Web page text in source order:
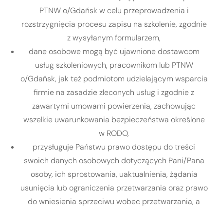
PTNW o/Gdańsk w celu przeprowadzenia i
rozstrzygnięcia procesu zapisu na szkolenie, zgodnie
z wysyłanym formularzem,
dane osobowe mogą być ujawnione dostawcom
usług szkoleniowych, pracownikom lub PTNW
o/Gdańsk, jak też podmiotom udzielającym wsparcia
firmie na zasadzie zleconych usług i zgodnie z
zawartymi umowami powierzenia, zachowując
wszelkie uwarunkowania bezpieczeństwa określone
w RODO,
przysługuje Państwu prawo dostępu do treści
swoich danych osobowych dotyczących Pani/Pana
osoby, ich sprostowania, uaktualnienia, żądania
usunięcia lub ograniczenia przetwarzania oraz prawo
do wniesienia sprzeciwu wobec przetwarzania, a